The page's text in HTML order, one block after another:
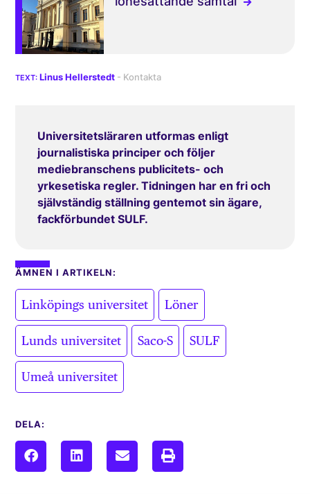
Linus Hellerstedt
Universitetsläraren utformas enligt
journalistiska principer och följer
mediebranschens publicitets- och
yrkesetiska regler. Tidningen har en fri och
självständig ställning gentemot sin ägare,
fackförbundet SULF.
ÄMNEN I ARTIKELN:
Linköpings universitet Löner
Lunds universitet Saco-S SULF
Umeå universitet
DELA: